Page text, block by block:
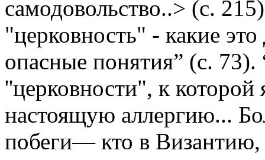
самодовольство..> (с.
"церковность" - какие
опасные понятия” (с. 73).
''церковности", к
настоящую аллергию...
побеги— кто в